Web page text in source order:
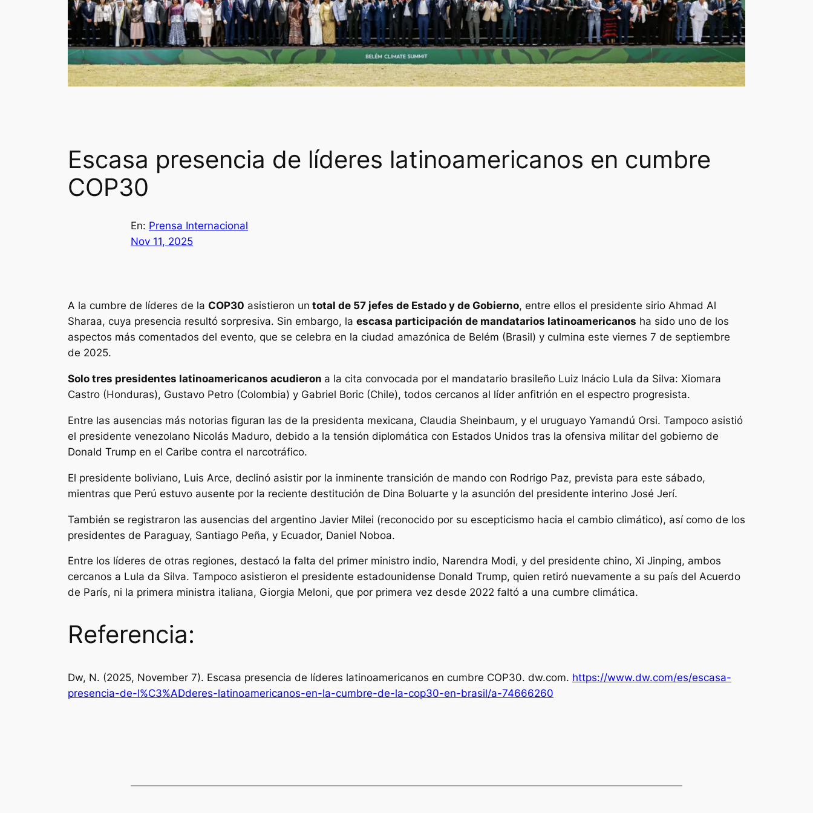
Escasa presencia de líderes latinoamericanos en cumbre
COP30
En: Prensa Internacional
Nov 11, 2025
A la cumbre de líderes de la COP30 asistieron un total de 57 jefes de Estado y de Gobierno, entre ellos el presidente sirio Ahmad Al
Sharaa, cuya presencia resultó sorpresiva. Sin embargo, la escasa participación de mandatarios latinoamericanos ha sido uno de los
aspectos más comentados del evento, que se celebra en la ciudad amazónica de Belém (Brasil) y culmina este viernes 7 de septiembre
de 2025.
Solo tres presidentes latinoamericanos acudieron a la cita convocada por el mandatario brasileño Luiz Inácio Lula da Silva: Xiomara
Castro (Honduras), Gustavo Petro (Colombia) y Gabriel Boric (Chile), todos cercanos al líder anfitrión en el espectro progresista.
Entre las ausencias más notorias figuran las de la presidenta mexicana, Claudia Sheinbaum, y el uruguayo Yamandú Orsi. Tampoco asistió
el presidente venezolano Nicolás Maduro, debido a la tensión diplomática con Estados Unidos tras la ofensiva militar del gobierno de
Donald Trump en el Caribe contra el narcotráfico.
El presidente boliviano, Luis Arce, declinó asistir por la inminente transición de mando con Rodrigo Paz, prevista para este sábado,
mientras que Perú estuvo ausente por la reciente destitución de Dina Boluarte y la asunción del presidente interino José Jerí.
También se registraron las ausencias del argentino Javier Milei (reconocido por su escepticismo hacia el cambio climático), así como de los
presidentes de Paraguay, Santiago Peña, y Ecuador, Daniel Noboa.
Entre los líderes de otras regiones, destacó la falta del primer ministro indio, Narendra Modi, y del presidente chino, Xi Jinping, ambos
cercanos a Lula da Silva. Tampoco asistieron el presidente estadounidense Donald Trump, quien retiró nuevamente a su país del Acuerdo
de París, ni la primera ministra italiana, Giorgia Meloni, que por primera vez desde 2022 faltó a una cumbre climática.
Referencia:
Dw, N. (2025, November 7). Escasa presencia de líderes latinoamericanos en cumbre COP30. dw.com. https://www.dw.com/es/escasa-
presencia-de-l%C3%ADderes-latinoamericanos-en-la-cumbre-de-la-cop30-en-brasil/a-74666260